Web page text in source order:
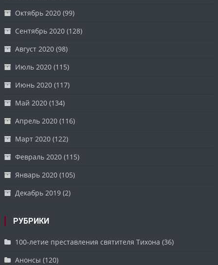
Октябрь 2020 (99)
Сентябрь 2020 (128)
Август 2020 (98)
Июль 2020 (115)
Июнь 2020 (117)
Май 2020 (134)
Апрель 2020 (116)
Март 2020 (122)
Февраль 2020 (115)
Январь 2020 (105)
Декабрь 2019 (2)
РУБРИКИ
100-летие преставления святителя Тихона (36)
Анонсы (120)